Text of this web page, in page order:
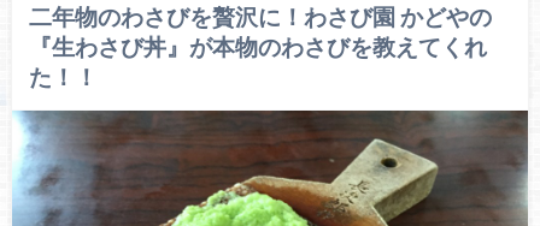
二年物のわさびを贅沢に！わさび園 かどやの
『生わさび丼』が本物のわさびを教えてくれ
た！！